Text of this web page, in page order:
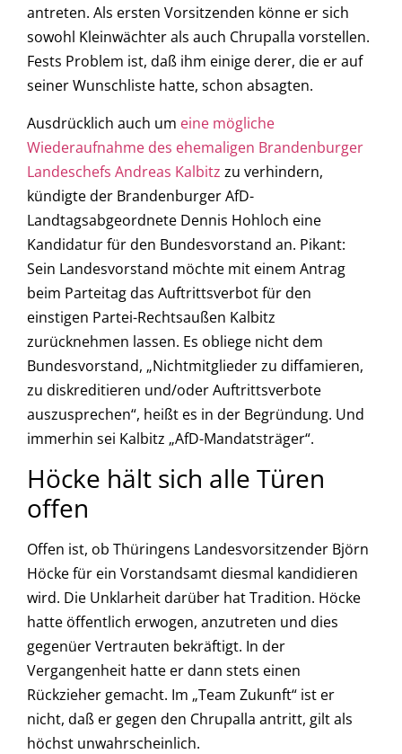
antreten. Als ersten Vorsitzenden könne er sich
sowohl Kleinwächter als auch Chrupalla vorstellen.
Fests Problem ist, daß ihm einige derer, die er auf
seiner Wunschliste hatte, schon absagten.
Ausdrücklich auch um eine mögliche
Wiederaufnahme des ehemaligen Brandenburger
Landeschefs Andreas Kalbitz zu verhindern,
kündigte der Brandenburger AfD-
Landtagsabgeordnete Dennis Hohloch eine
Kandidatur für den Bundesvorstand an. Pikant:
Sein Landesvorstand möchte mit einem Antrag
beim Parteitag das Auftrittsverbot für den
einstigen Partei-Rechtsaußen Kalbitz
zurücknehmen lassen. Es obliege nicht dem
Bundesvorstand, „Nichtmitglieder zu diffamieren,
zu diskreditieren und/oder Auftrittsverbote
auszusprechen“, heißt es in der Begründung. Und
immerhin sei Kalbitz „AfD-Mandatsträger“.
Höcke hält sich alle Türen
offen
Offen ist, ob Thüringens Landesvorsitzender Björn
Höcke für ein Vorstandsamt diesmal kandidieren
wird. Die Unklarheit darüber hat Tradition. Höcke
hatte öffentlich erwogen, anzutreten und dies
gegenüer Vertrauten bekräftigt. In der
Vergangenheit hatte er dann stets einen
Rückzieher gemacht. Im „Team Zukunft“ ist er
nicht, daß er gegen den Chrupalla antritt, gilt als
höchst unwahrscheinlich.